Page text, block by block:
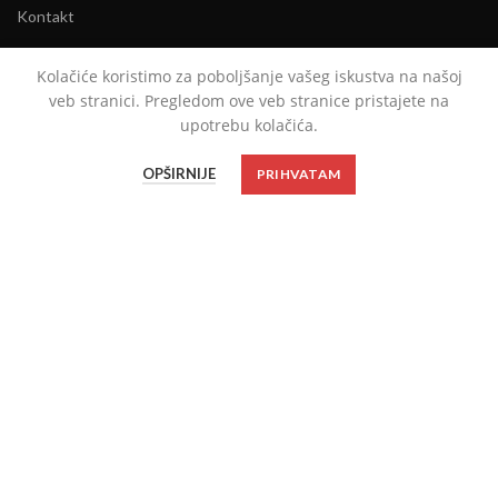
Kontakt
O nama
INSPIRACIJA
Ženska tašna = najbolji prijatelj
Kolačiće koristimo za poboljšanje vašeg iskustva na našoj
veb stranici. Pregledom ove veb stranice pristajete na
upotrebu kolačića.
OPŠIRNIJE PRIHVATAM